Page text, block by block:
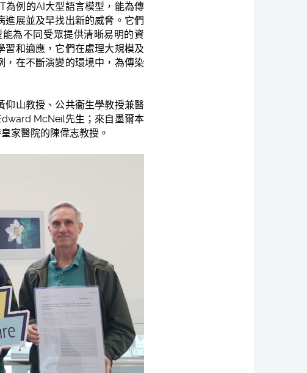
為例的AI大型語言模型，能為傳
展並及早找出新的威脅。它們
為不同受眾提供清晰易明的資
習和適應，它們在處理大規模及
，在不斷演變的環境中，為傳染
仰山教授、公共衞生學教授兼醫
McNeil先生；來自墨爾本
家醫院的陳偉志教授。